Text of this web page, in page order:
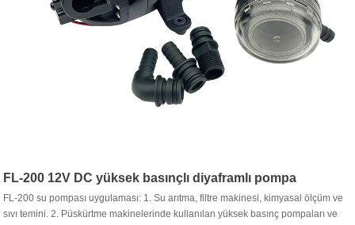
FL-200 12V DC yüksek basınçlı diyaframlı pompa
FL-200 su pompası uygulaması: 1. Su arıtma, filtre makinesi, kimyasal ölçüm ve
sıvı temini. 2. Püskürtme makinelerinde kullanılan yüksek basınç pompaları ve